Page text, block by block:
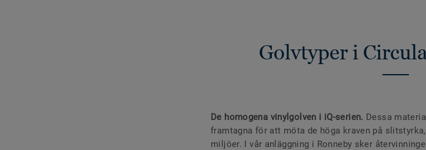
Golvtyper i
De homogena vinylgolven i iQ-serien. Dessa
framtagna för att möta de höga kraven på
miljöer. I vår anläggning i Ronneby sker